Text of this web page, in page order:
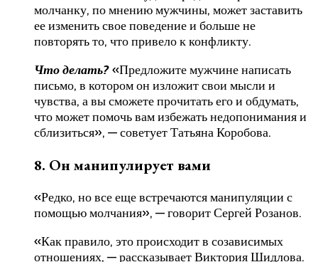
молчанку, по мнению мужчины, может заставить
ее изменить свое поведение и больше не
повторять то, что привело к конфликту.
Что делать?«Предложите мужчине написать
письмо, в котором он изложит свои мысли и
чувства, а вы сможете прочитать его и обдумать,
что может помочь вам избежать недопонимания и
сблизиться», — советует Татьяна Коробова.
8. Он манипулирует вами
«Редко, но все еще встречаются манипуляции с
помощью молчания», — говорит Сергей Розанов.
«Как правило, это происходит в созависимых
отношениях, — рассказывает Виктория Шидлова.